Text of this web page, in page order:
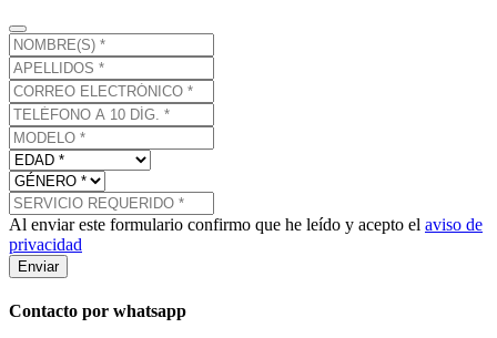
Al enviar este formulario confirmo que he leído y acepto el aviso de
privacidad
Enviar
Contacto por whatsapp